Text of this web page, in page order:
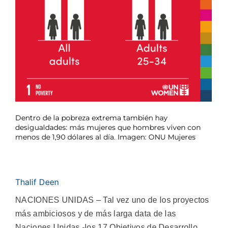
Dentro de la pobreza extrema también hay
desigualdades: más mujeres que hombres viven con
menos de 1,90 dólares al día. Imagen: ONU Mujeres
Thalif Deen
NACIONES UNIDAS – Tal vez uno de los proyectos
más ambiciosos y de más larga data de las